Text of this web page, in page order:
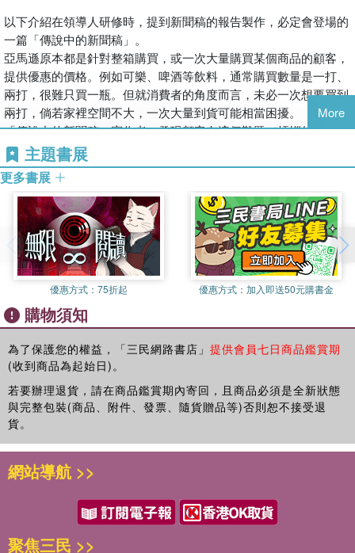
功標準、管控達標進度：
》工作不分大小都要設定KPI，任何抽象目標都能被量化。
》每天收到系統寄來的數據，就能掌握企畫現況與調整方向。
》部屬無論呈報什麼問題，主管一定會細問原因直到心服為止。
》不輕信表面指標，而要連同各種因素一起確認。
》根據不同對象，以月、週、日、甚至每小時為單位來密集檢核
KPI。
》停止監看無意義的數據，不讓部屬在低價值工作上疲於奔命。
》回顧企畫成效不是「反省大會」，成功與失敗之處都要回顧並留
下紀錄。
》仰賴個人特質無法保證企業永續經營，機制才能發揮效果。
【從開會方法學習亞馬遜的管理風格與領導守則】
貝佐斯與主管團隊立下的14條領導準則(Our Leadership Principles,
OLP)，深深影響亞馬遜人的工作思維與作業方式。觀察亞馬遜的
開會方法，其實也就是學習背後所反映的管理風格與領導方針。例
如：
在會議上有時會遇到與會者意見分歧的情況，這時「顧客至上」準
則就會被拿出來思考。例如，有人提出延後給顧客的交貨期限，公
司利潤就會提高，但這樣的提案會被否決，因為亞馬遜絕不允許犧
牲顧客來擴大利潤。
亞馬遜不會訂立不切實際的超高目標。即使目標從100分調整為80
分，仍會不斷思考如何調升目標；達成後，再繼續追求更高目標。
亞馬遜也不會以競爭對手為目標，因為這可能有損顧客利益；反而
亞馬遜是一九九五年誕生於美國華盛頓州西雅圖的新創企業
(startup company)。創業之初，是一間以貝佐斯自家的車庫來代替
倉庫的小公司。然而創業至今二十多年，已成長為一家光是在日本
就擁有數千名員工，全世界總計雇用數十萬人的企業巨擘。二○一
八年十二月，更迎頭趕上蘋果和微軟(Microsoft)，成為市值全球第
一的企業。
遜，成為創始成員。之後的十五年，擔任過供應鏈管理(Supply
Chain Management，SCM)、書籍採購、倉儲管理等職務，並成為
●日本企業的會議多數毫無效率
離開亞馬遜後，我透過企業顧問諮商或研修課程等活動，介紹我在
亞馬遜學到的最佳效率技巧。由於亞馬遜持續改善組織及工作，因
此我也時常為企業提供人事制度在內的經營改革建議。
執行這些工作時，免不了要和客戶開會，或出席公司內部會議，這
些時候常令我覺得和亞馬遜開會的情況完全不同。說得不客氣一
請試著回想看看，你平時在公司開的會議是什麼情況？
為了決定某件重要議案，把眾多相關人員召集到大會議室。
每個與會人士都拿到一疊厚得似乎永遠看不完的會議資料。
除了負責人進行簡報及回答提問之外，其他發言者屈指可數，通常
是高層主管。
會議中看似高談闊論，卻沒有達成任何決議，只好延至下次會議討
論。
耗費冗長的時間，但沒有做出任何決定就走出會議室了。
你不禁內心嘀咕，同樣的情況下個月八成會重演……
第二章
下達最快與最高層級的決策
亞馬遜模式 決策會議
第三章
源源不絕的新創事業及改善提案
第四章
亞馬遜模式 進程管控會議
第五章
會議機能化與活性化
亞馬遜的領導準則
第六章
讓會議有效率的關鍵
結 語
以下介紹在領導人研修時，提到新聞稿的報告製作，必定會登場的
一篇「傳說中的新聞稿」。
亞馬遜原本都是針對整箱購買，或一次大量購買某個商品的顧客，
提供優惠的價格。例如可樂、啤酒等飲料，通常購買數量是一打、
兩打，很難只買一瓶。但就消費者的角度而言，未必一次想要買到
兩打，倘若家裡空間不大，一次大量到貨可能相當困擾。
「傳說中的新聞稿」寫作者，發現顧客有這個難題（煩惱的根
源），想到一個點子──何不讓亞馬遜取代家庭食品儲藏室。美國
家庭通常會在廚房一旁設置食品儲藏室，存放罐頭等食品，必要時
就能立刻取出使用。
因此，若能讓亞馬遜成為消費者的食品儲藏室，那就「不需大量購
買特定商品，只需購買所要的量即可」，「但是，只買一罐飲料就
配送太沒效率，因此只要顧客連同其他所需商品一起購買，達到規
定大小的箱子就配送」。
這篇新聞稿的寫作者，為了能有效博得貝佐斯等高層主管的青睞，
在報告開頭先描述顧客平時的生活狀況，自然而然地呈現出一個有
小孩的職業婦女，在日常生活中及購物時所遭遇到的事情（難
題）。
「某一天，生活突然大為轉變。那是因為我開始使用亞馬遜的食品
儲藏室服務」，新聞稿以引人注目的故事作為開場白。
只要讀了這一段故事，就能明白過去的銷售方式為顧客帶來什麼樣
的辛苦與麻煩，不在亞馬遜大量購物的原因就能一目瞭然。同時，
能夠輕而易舉地讓所有與會成員理解，提供了嶄新的服務，能為顧
客的生活帶來多大的改變？能產生多大的效果？
個讓人津津樂道的傳說。
More
主題書展
更多書展
優惠方式： 75折起 優惠方式： 加入即送50元購書金
購物須知
為了保護您的權益，「三民網路書店」 提供會員七日商品鑑賞期
(收到商品為起始日)。
若要辦理退貨，請在商品鑑賞期內寄回，且商品必須是全新狀態
與完整包裝(商品、附件、發票、隨貨贈品等)否則恕不接受退
貨。
網站導航 >>
聚焦三民 >>